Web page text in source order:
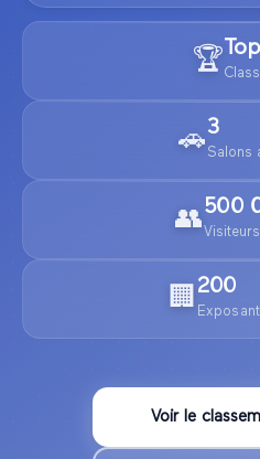
🏆Top
🚗3
Salons
👥500
🏢 200
Voir le